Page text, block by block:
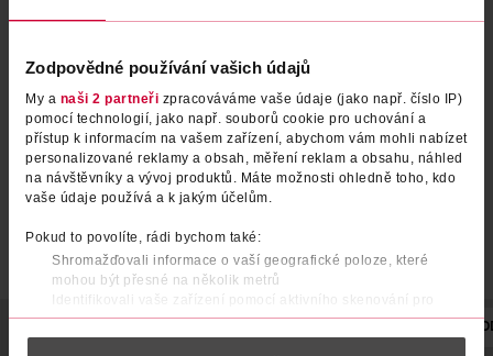
Zodpovědné používání vašich údajů
My a naši 2 partneři zpracováváme vaše údaje (jako např. číslo IP)
pomocí technologií, jako např. souborů cookie pro uchování a
přístup k informacím na vašem zařízení, abychom vám mohli nabízet
personalizované reklamy a obsah, měření reklam a obsahu, náhled
na návštěvníky a vývoj produktů. Máte možnosti ohledně toho, kdo
vaše údaje používá a k jakým účelům.
Pokud to povolíte, rádi bychom také:
Shromažďovali informace o vaší geografické poloze, které
mohou být přesné na několik metrů
Identifikovali vaše zařízení pomocí aktivního skenování pro
konkrétní charakteristiky (otisk prstu)
Zjistěte více o tom, jak zpracováváme vaše osobní údaje, a nastavte
203 Kč 339 Kč
DO KOŠÍKU
203 Kč 339 Kč
DO KOŠÍKU
VÝROBCE/